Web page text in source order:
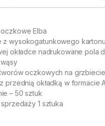
Elba
z wysokogatunkowego
okładce nadrukowane pola
oczkowych na
przednią okładką w formacie
– 50 sztuk
1 sztuka